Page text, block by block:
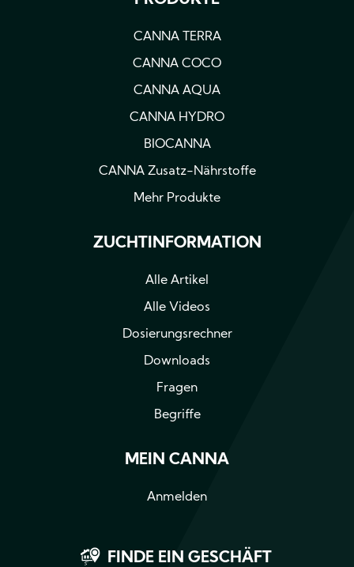
CANNA TERRA
CANNA COCO
CANNA AQUA
CANNA HYDRO
BIOCANNA
CANNA Zusatz-Nährstoffe
Mehr Produkte
ZUCHTINFORMATION
Alle Artikel
Alle Videos
Dosierungsrechner
Downloads
Fragen
Begriffe
MEIN CANNA
Anmelden
FINDE EIN GESCHÄFT